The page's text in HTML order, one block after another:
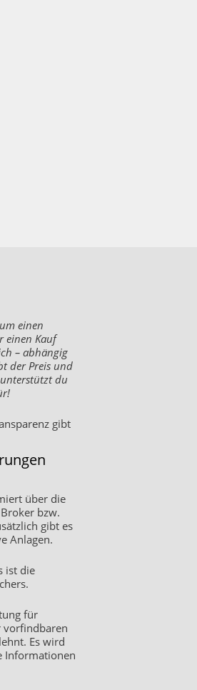
einen
einen Kauf
– abhängig
der Preis und
du
gibt
über die
bzw.
gibt es
Anlagen.
ist die
für
vorfindbaren
Es wird
Informationen